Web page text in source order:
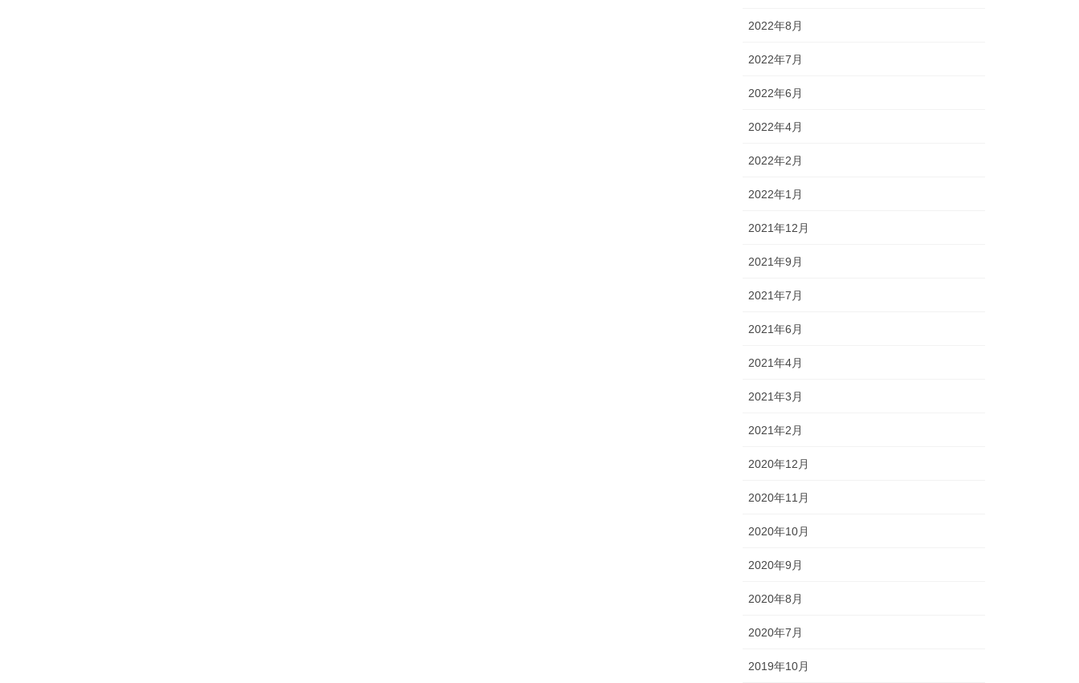
2022年8月
2022年7月
2022年6月
2022年4月
2022年2月
2022年1月
2021年12月
2021年9月
2021年7月
2021年6月
2021年4月
2021年3月
2021年2月
2020年12月
2020年11月
2020年10月
2020年9月
2020年8月
2020年7月
2019年10月